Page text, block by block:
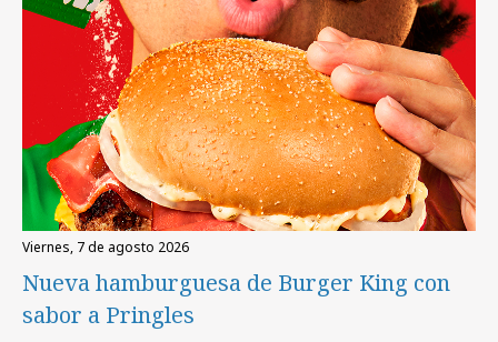
viernes, 7 de agosto 2026
Nueva hamburguesa de Burger King con
sabor a Pringles